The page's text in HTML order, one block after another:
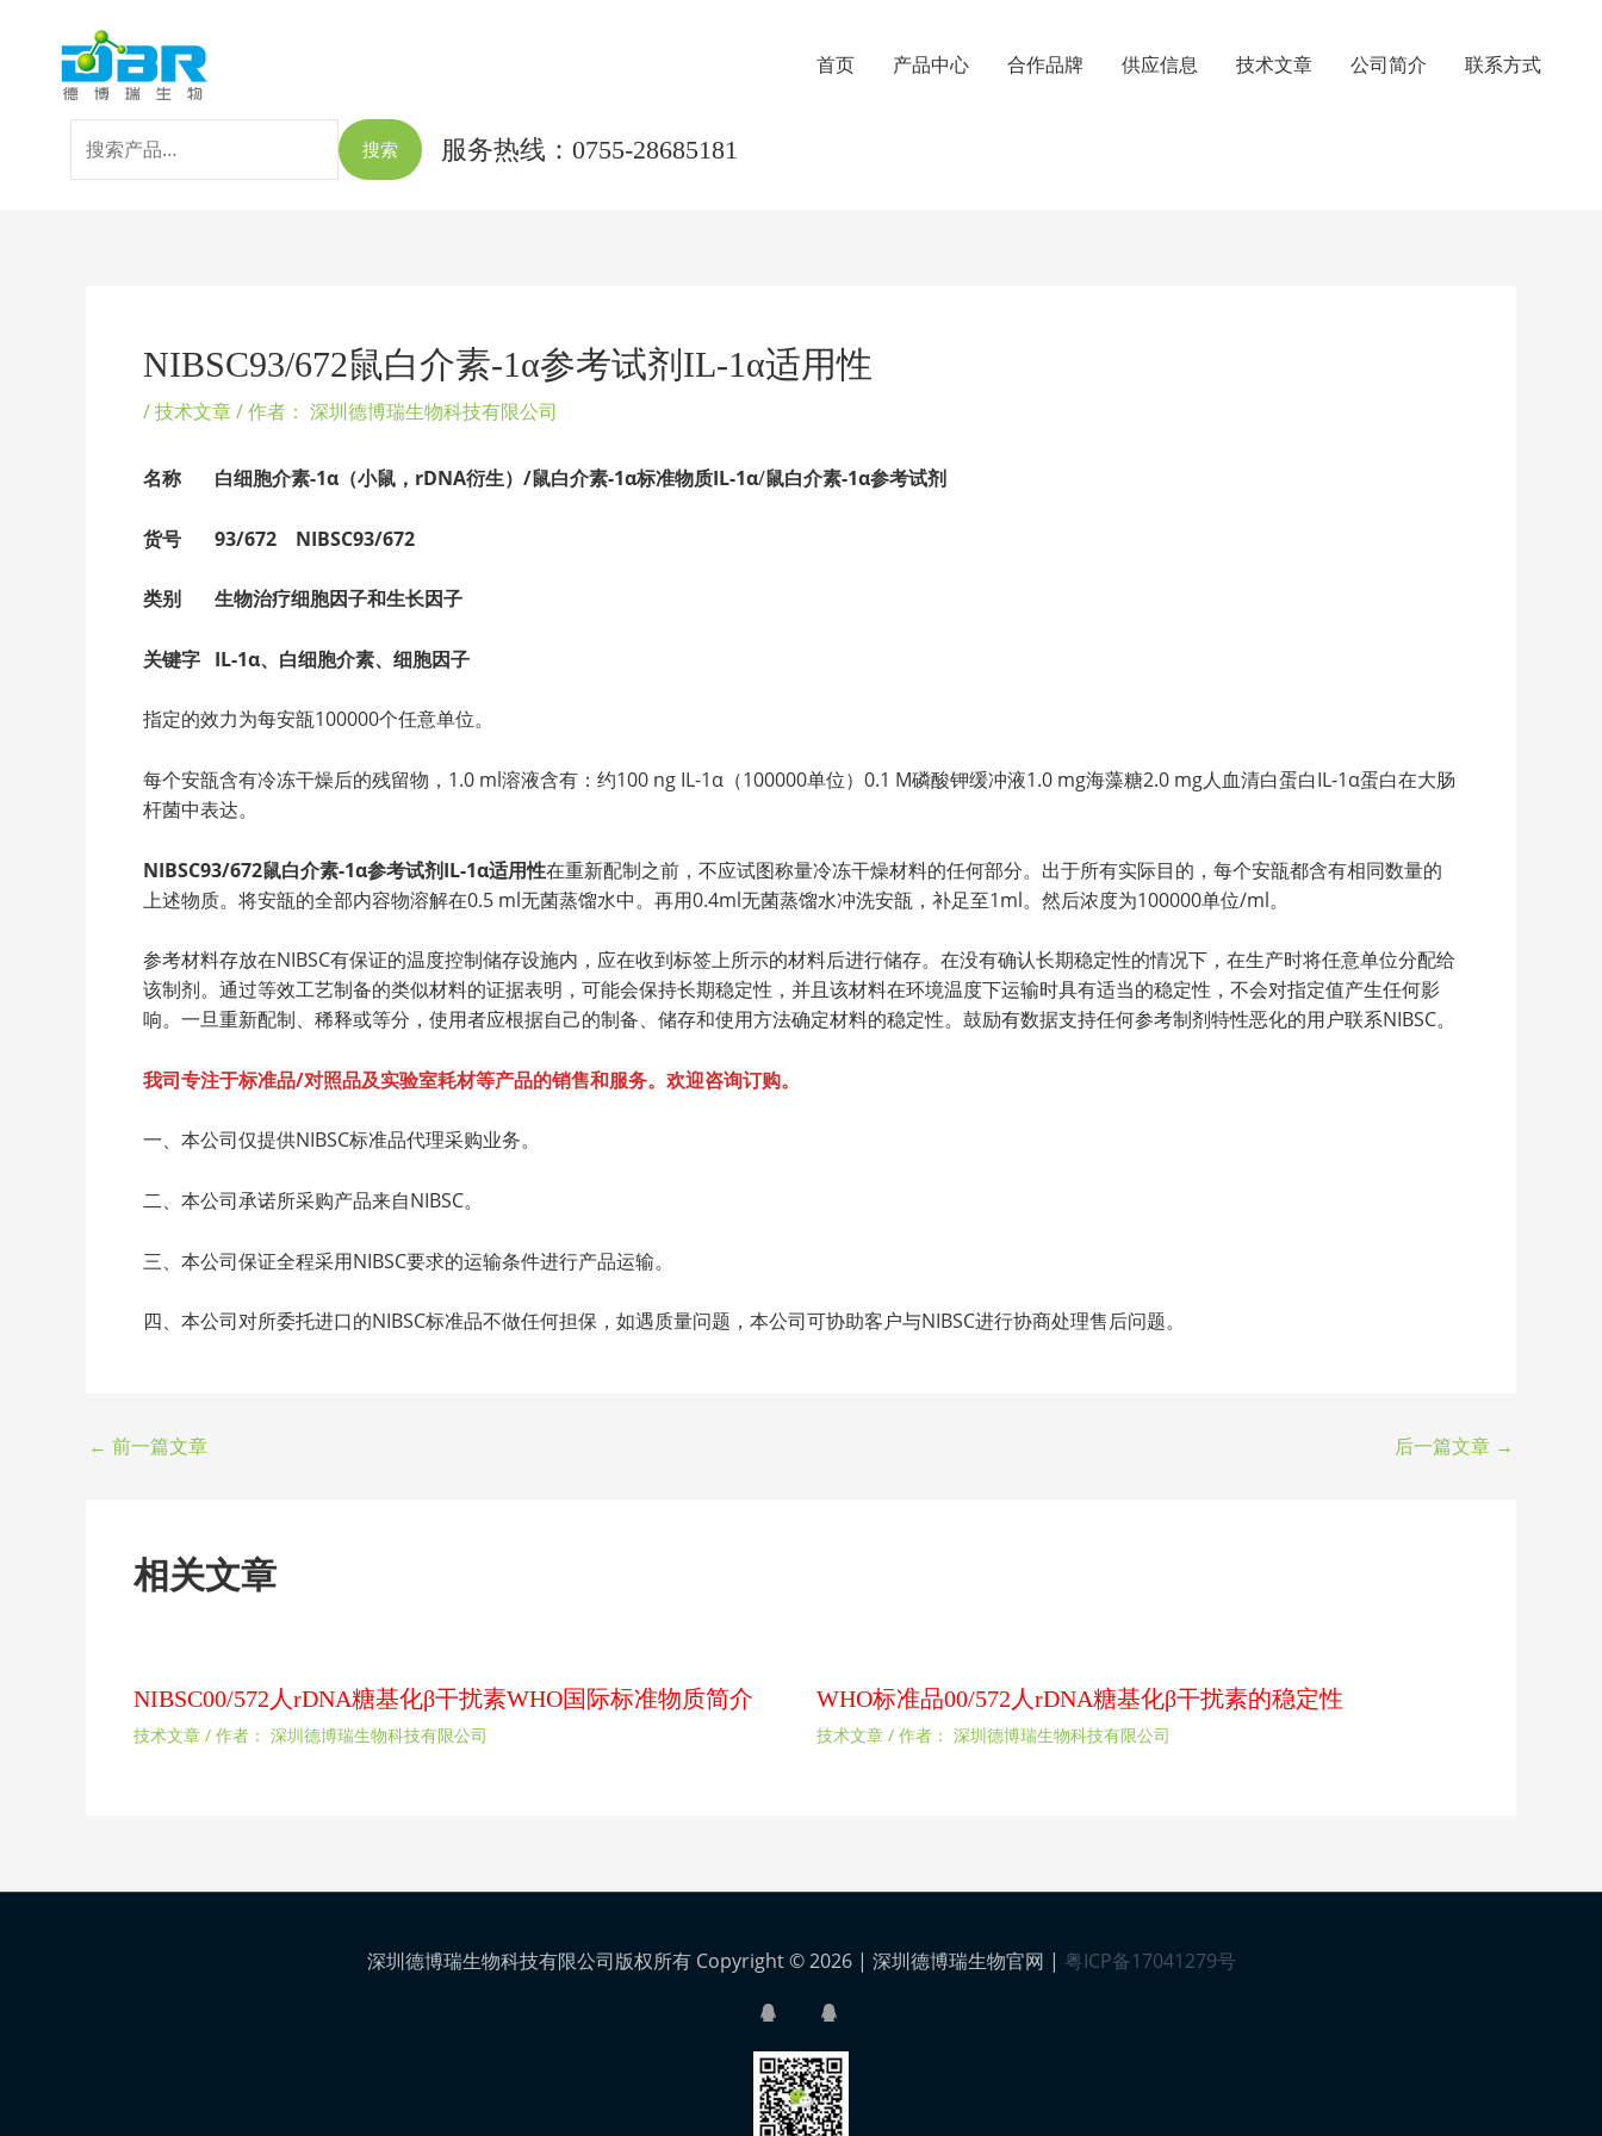
首页 产品中心 合作品牌 供应信息 技术文章 公司简介 联系方式
索：
搜索 服务热线：0755-28685181
NIBSC93/672鼠白介素-1α参考试剂IL-1α适用性
/技术文章/ 作者： 深圳德博瑞生物科技有限公司
名称 白细胞介素-1α（小鼠，rDNA衍生）/鼠白介素-1α标准物质IL-1α/鼠白介素-1α参考试剂
货号 93/672 NIBSC93/672
类别 生物治疗细胞因子和生长因子
关键字 IL-1α、白细胞介素、细胞因子
指定的效力为每安瓿100000个任意单位。
每个安瓿含有冷冻干燥后的残留物，1.0 ml溶液含有：约100 ng IL-1α（100000单位）0.1 M磷酸钾缓冲液1.0 mg海藻糖2.0 mg人血清白蛋白IL-1α蛋白在大肠
杆菌中表达。
NIBSC93/672鼠白介素-1α参考试剂IL-1α适用性在重新配制之前，不应试图称量冷冻干燥材料的任何部分。出于所有实际目的，每个安瓿都含有相同数量的
上述物质。将安瓿的全部内容物溶解在0.5 ml无菌蒸馏水中。再用0.4ml无菌蒸馏水冲洗安瓿，补足至1ml。然后浓度为100000单位/ml。
参考材料存放在NIBSC有保证的温度控制储存设施内，应在收到标签上所示的材料后进行储存。在没有确认长期稳定性的情况下，在生产时将任意单位分配给
该制剂。通过等效工艺制备的类似材料的证据表明，可能会保持长期稳定性，并且该材料在环境温度下运输时具有适当的稳定性，不会对指定值产生任何影
响。一旦重新配制、稀释或等分，使用者应根据自己的制备、储存和使用方法确定材料的稳定性。鼓励有数据支持任何参考制剂特性恶化的用户联系NIBSC。
我司专注于标准品/对照品及实验室耗材等产品的销售和服务。欢迎咨询订购。
一、本公司仅提供NIBSC标准品代理采购业务。
二、本公司承诺所采购产品来自NIBSC。
三、本公司保证全程采用NIBSC要求的运输条件进行产品运输。
四、本公司对所委托进口的NIBSC标准品不做任何担保，如遇质量问题，本公司可协助客户与NIBSC进行协商处理售后问题。
← 前一篇文章 后一篇文章 →
相关文章
NIBSC00/572人rDNA糖基化β干扰素WHO国际标准物质简介
技术文章 / 作者： 深圳德博瑞生物科技有限公司
WHO标准品00/572人rDNA糖基化β干扰素的稳定性
技术文章/ 作者： 深圳德博瑞生物科技有限公司
深圳德博瑞生物科技有限公司版权所有 Copyright © 2026 | 深圳德博瑞生物官网 | 粤ICP备17041279号